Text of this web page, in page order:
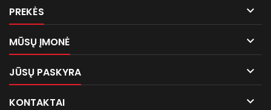
PREKĖS 
MŪSŲ ĮMONĖ 
JŪSŲ PASKYRA 
KONTAKTAI 